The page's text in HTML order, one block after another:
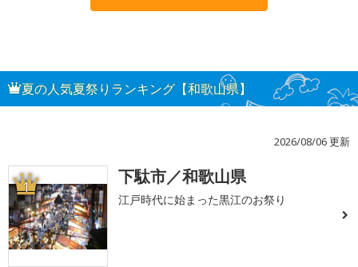
夏の人気夏祭りランキング【和歌山県】
2026/08/06 更新
1 下駄市／和歌山県
江戸時代に始まった黒江のお祭り